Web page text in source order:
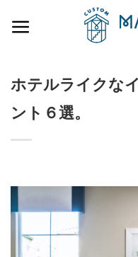
ホテルライクな
ント６選。